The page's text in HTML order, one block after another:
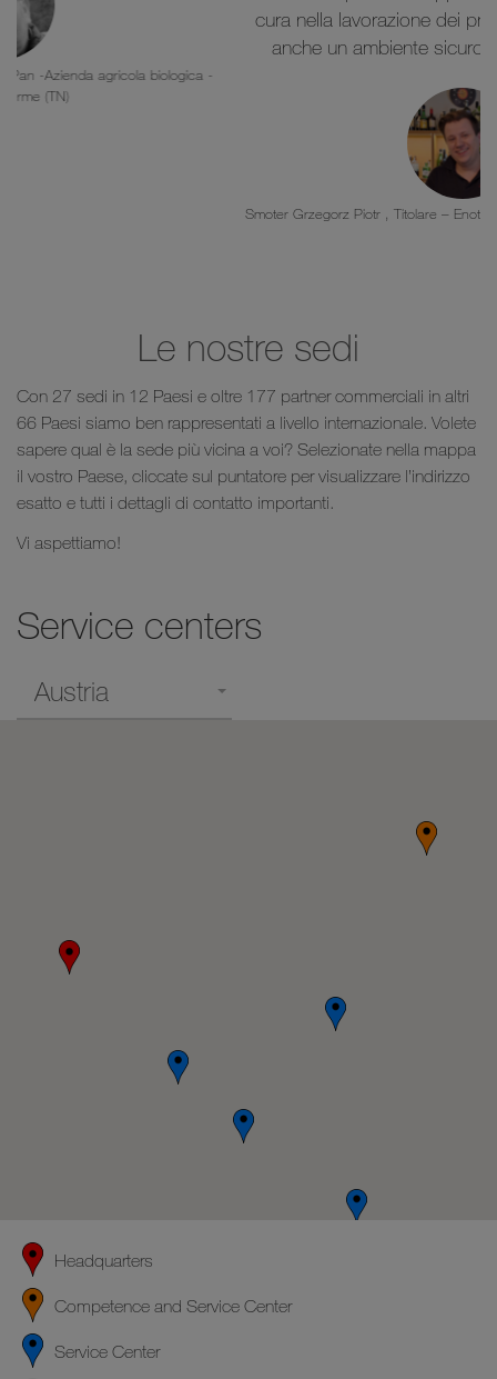
cura nella lavorazione dei prodotti che proponiamo
anche un ambiente sicuro, pulito e gradevole.»
Smoter Grzegorz Piotr , Titolare – Enoteca note di vino - Lomazzo (CO)
Le nostre sedi
Con 27 sedi in 12 Paesi e oltre 177 partner commerciali in altri
66 Paesi siamo ben rappresentati a livello internazionale. Volete
sapere qual è la sede più vicina a voi? Selezionate nella mappa
il vostro Paese, cliccate sul puntatore per visualizzare l’indirizzo
esatto e tutti i dettagli di contatto importanti.
Vi aspettiamo!
Service centers
Headquarters
Competence and Service Center
Service Center